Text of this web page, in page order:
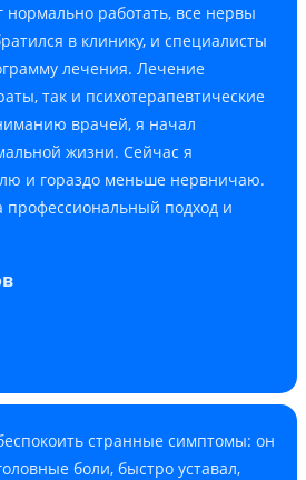
нормально работать, все нервы
в клинику, и специалисты
лечения. Лечение
так и психотерапевтические
врачей, я начал
жизни. Сейчас я
и гораздо меньше нервничаю.
профессиональный подход и
странные симптомы: он
боли, быстро уставал,